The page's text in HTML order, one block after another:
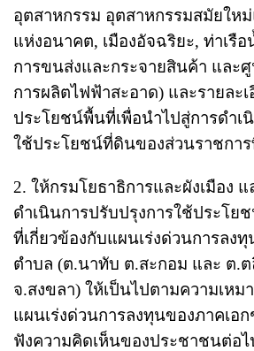
อุตสาหกรรม อุตสาหกรรมสมัยให
แห่งอนาคต, เมืองอัจฉริยะ, ท่าเรื
การขนส่งและกระจายสินค้า และ
การผลิตไฟฟ้าสะอาด) และรายละ
ประโยชน์พื้นที่เพื่อนำไปสู่การดำเ
ใช้ประโยชน์ที่ดินของส่วนราชการ
2. ให้กรมโยธาธิการและผังเมือง
ดำเนินการปรับปรุงการใช้ประโ
ที่เกี่ยวข้องกับแผนเร่งด่วนการลง
ตำบล (ต.นาทับ ต.สะกอม และ ต.
จ.สงขลา) ให้เป็นไปตามความเห
แผนเร่งด่วนการลงทุนของภาคเอ
ฟังความคิดเห็นของประชาชนต่อ